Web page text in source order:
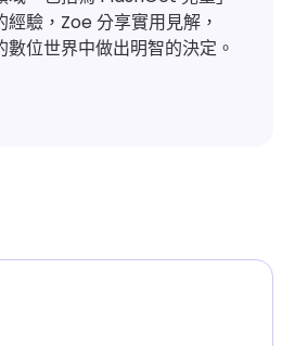
驗，Zoe 分享實用見解，
位世界中做出明智的決定。